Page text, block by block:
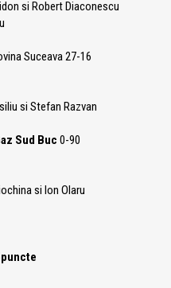
si Robert Diaconescu
Suceava 27-16
si Stefan Razvan
Sud Buc 0-90
si Ion Olaru